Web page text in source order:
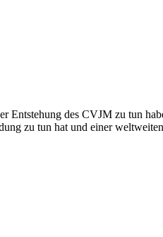
des CVJM zu tun
zu tun hat und einer